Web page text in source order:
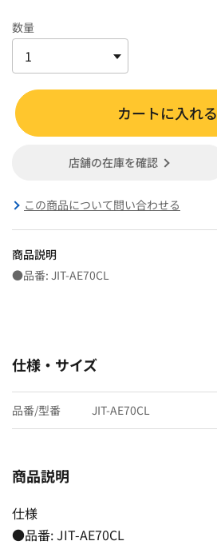
数量
カートに入れる
店舗の在庫を確認
この商品について問い合わせる
商品説明
●品番: JIT-AE70CL
仕様・サイズ
品番/型番 JIT-AE70CL
商品説明
仕様
●品番: JIT-AE70CL